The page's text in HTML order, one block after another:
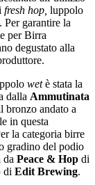
fresh hop, luppolo
garantire la
per Birra
degustato alla
wetè stata la
dalla Ammutinata
bronzo andato a
in questa
la categoria birre
gradino del podio
da Peace & Hop di
di Edit Brewing.